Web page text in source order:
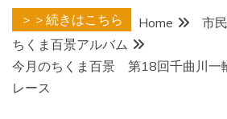
＞＞続きはこちら Home
市
ちくま百景アルバム
今月のちくま百景 第18回千曲川
レース